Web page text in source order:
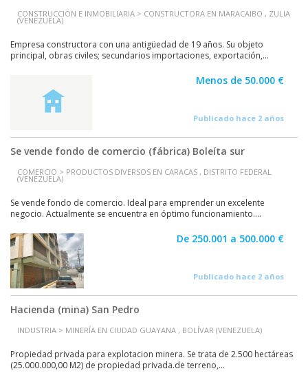
CONSTRUCCIÓN E INMOBILIARIA > CONSTRUCTORA EN MARACAIBO , ZULIA
(VENEZUELA)
Empresa constructora con una antigüedad de 19 años. Su objeto
principal, obras civiles; secundarios importaciones, exportación,...
Menos de 50.000 €
Publicado hace 2 años
Se vende fondo de comercio (fábrica) Boleíta sur
COMERCIO > PRODUCTOS DIVERSOS EN CARACAS , DISTRITO FEDERAL
(VENEZUELA)
Se vende fondo de comercio. Ideal para emprender un excelente
negocio. Actualmente se encuentra en óptimo funcionamiento....
De 250.001 a 500.000 €
Publicado hace 2 años
Hacienda (mina) San Pedro
INDUSTRIA > MINERÍA EN CIUDAD GUAYANA , BOLÍVAR (VENEZUELA)
Propiedad privada para explotacion minera. Se trata de 2.500 hectáreas
(25.000.000,00 M2) de propiedad privada.de terreno,...